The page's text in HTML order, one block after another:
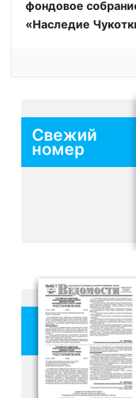
фондовое
«Наследие
Свежий
номер